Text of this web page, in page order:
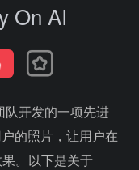
On AI
队开发的一项先进
的照片，让用户在
。以下是关于